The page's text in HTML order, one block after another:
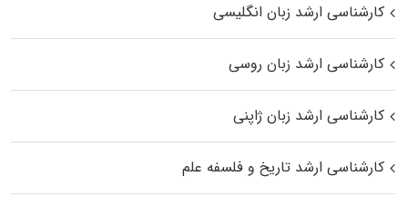
کارشناسی ارشد زبان انگلیسی
کارشناسی ارشد زبان روسی
کارشناسی ارشد زبان ژاپنی
کارشناسی ارشد تاریخ و فلسفه علم